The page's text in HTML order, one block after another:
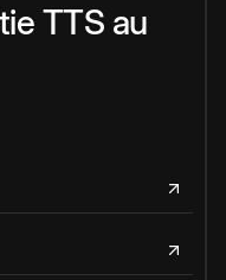
TTS au